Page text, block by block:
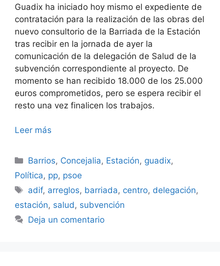
Guadix ha iniciado hoy mismo el expediente de
contratación para la realización de las obras del
nuevo consultorio de la Barriada de la Estación
tras recibir en la jornada de ayer la
comunicación de la delegación de Salud de la
subvención correspondiente al proyecto. De
momento se han recibido 18.000 de los 25.000
euros comprometidos, pero se espera recibir el
resto una vez finalicen los trabajos.
Leer más
Categorías
Barrios, Concejalia, Estación, guadix,
Política, pp, psoe
Etiquetas
adif, arreglos, barriada, centro, delegación,
estación, salud, subvención
Deja un comentario